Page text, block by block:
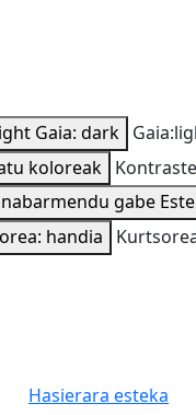
Gaia: dark
koloreak
gabe
handia
Hasierara esteka